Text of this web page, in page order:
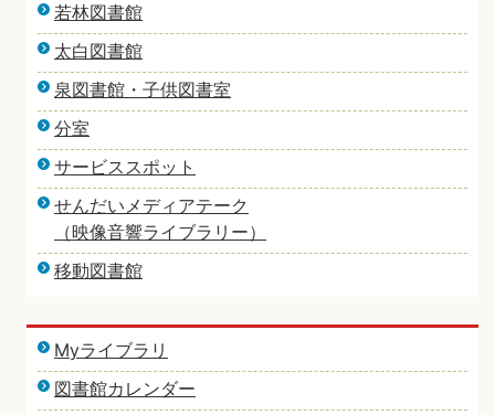
若林図書館
太白図書館
泉図書館・子供図書室
分室
サービススポット
せんだいメディアテーク
（映像音響ライブラリー）
移動図書館
Myライブラリ
図書館カレンダー